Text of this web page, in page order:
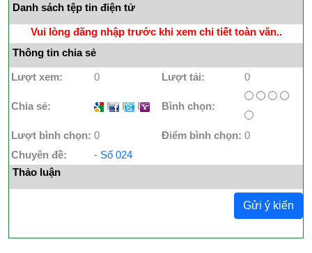
Danh sách tệp tin điện tử
Vui lòng đăng nhập trước khi xem chi tiết toàn văn..
Thông tin chia sẻ
Lượt xem: 0 Lượt tải: 0
Chia sẻ: I I I Bình chọn:
Lượt bình chọn: 0 Điểm bình chọn: 0
Chuyên đề:
- Số 024
Thảo luận
Gửi ý kiến